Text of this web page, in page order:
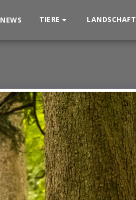
NEWS TIERE LANDSCHAFT